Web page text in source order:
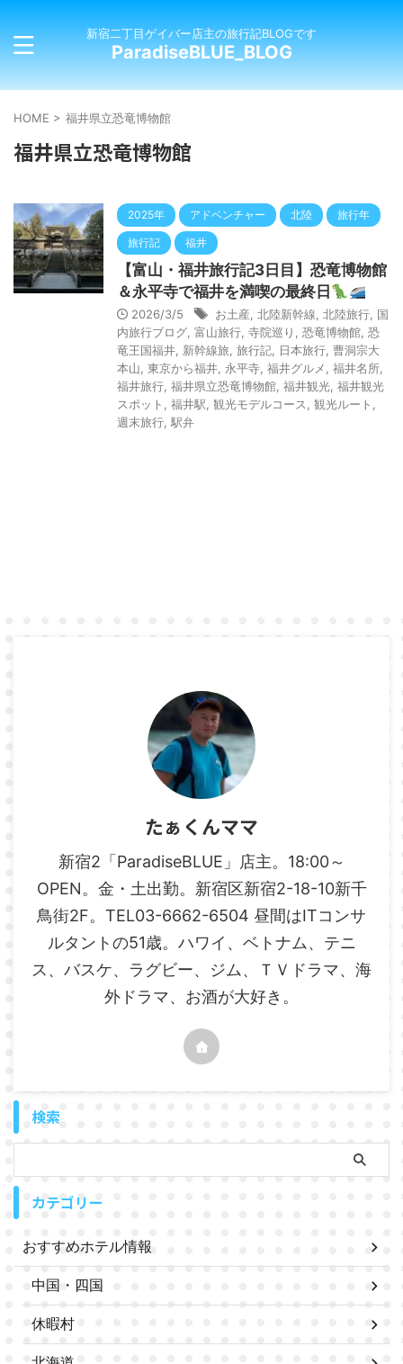
新宿二丁目ゲイバー店主の旅行記BLOGです
ParadiseBLUE_BLOG
HOME > 福井県立恐竜博物館
福井県立恐竜博物館
2025年 アドベンチャー 北陸 旅行年
旅行記 福井
【富山・福井旅行記3日目】恐竜博物館
＆永平寺で福井を満喫の最終日
2026/3/5 お土産 北陸新幹線 北陸旅行 国
内旅行ブログ 富山旅行 寺院巡り 恐竜博物館 恐
竜王国福井 新幹線旅 旅行記 日本旅行 曹洞宗大
本山 東京から福井 永平寺 福井グルメ 福井名所
福井旅行 福井県立恐竜博物館 福井観光 福井観光
スポット
福井駅 観光モデルコース 観光ルート
週末旅行 駅弁
たぁくんママ
新宿2「ParadiseBLUE」店主。18:00～
OPEN。金・土出勤。新宿区新宿2-18-10新千
鳥街2F。TEL03-6662-6504 昼間はITコンサ
ルタントの51歳。ハワイ、ベトナム、テニ
ス、バスケ、ラグビー、ジム、ＴＶドラマ、海
外ドラマ、お酒が大好き。
検索
カテゴリー
おすすめホテル情報
中国・四国
休暇村